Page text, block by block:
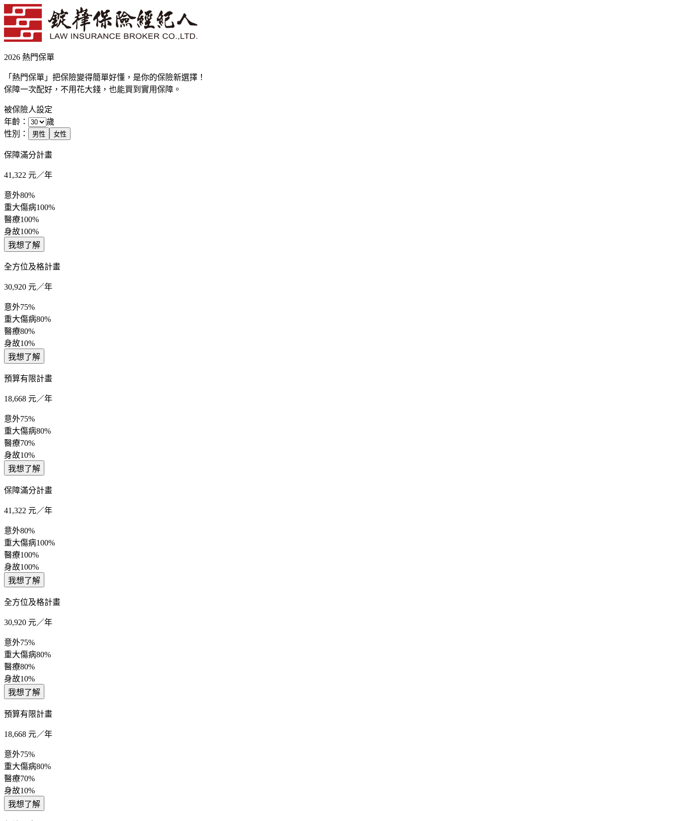
2026 熱門保單
「熱門保單」把保險變得簡單好懂，是你的保險新選擇！
保障一次配好，不用花大錢，也能買到實用保障。
被保險人設定
年齡：
歲
性別：
男性 女性
保障滿分計畫
41,322 元／年
意外80%
重大傷病100%
醫療100%
身故100%
我想了解
全方位及格計畫
30,920 元／年
意外75%
重大傷病80%
醫療80%
身故10%
我想了解
預算有限計畫
18,668 元／年
意外75%
重大傷病80%
醫療70%
身故10%
我想了解
保障滿分計畫
41,322 元／年
意外80%
重大傷病100%
醫療100%
身故100%
我想了解
全方位及格計畫
30,920 元／年
意外75%
重大傷病80%
醫療80%
身故10%
我想了解
預算有限計畫
18,668 元／年
意外75%
重大傷病80%
醫療70%
身故10%
我想了解